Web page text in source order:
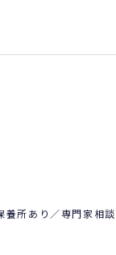
養所あり／専門家相談